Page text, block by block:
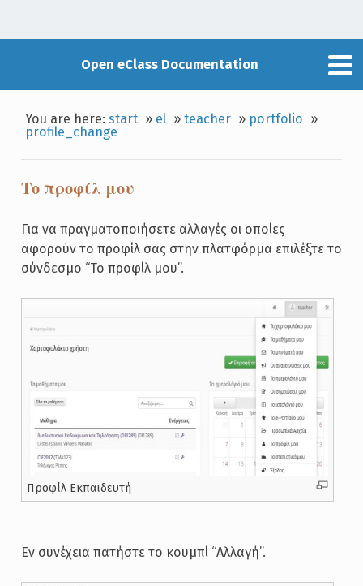
Open eClass Documentation
You are here:start » el »teacher » portfolio »
profile_change
Το προφίλ μου
Για να πραγματοποιήσετε αλλαγές οι οποίες
αφορούν το προφίλ σας στην πλατφόρμα επιλέξτε το
σύνδεσμο “Το προφίλ μου”.
Προφίλ Εκπαιδευτή
Εν συνέχεια πατήστε το κουμπί “Αλλαγή”.